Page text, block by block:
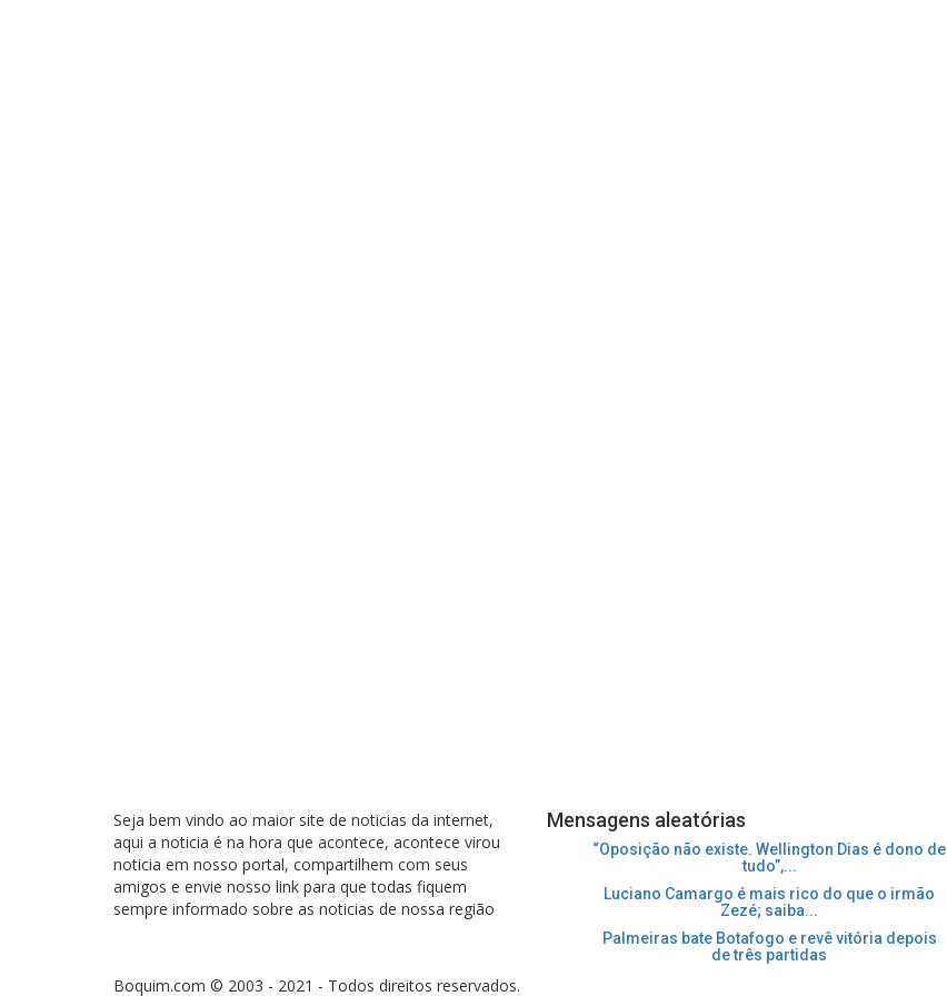
Seja bem vindo ao maior site de noticias da internet,
aqui a noticia é na hora que acontece, acontece virou
noticia em nosso portal, compartilhem com seus
amigos e envie nosso link para que todas fiquem
sempre informado sobre as noticias de nossa região
Mensagens aleatórias
“Oposição não existe. Wellington Dias é dono de
tudo”,...
Luciano Camargo é mais rico do que o irmão
Zezé; saiba...
Palmeiras bate Botafogo e revê vitória depois
de três partidas
Boquim.com © 2003 - 2021 - Todos direitos reservados.